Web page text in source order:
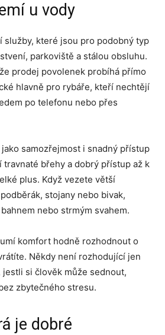
u vody
služby, které jsou pro podobný typ
parkoviště a stálou obsluhu.
prodej povolenek probíhá přímo
hlavně pro rybáře, kteří nechtějí
po telefonu nebo přes
samozřejmost i snadný přístup
travnaté břehy a dobrý přístup až k
plus. Když vezete větší
stojany nebo bivak,
nebo strmým svahem.
komfort hodně rozhodnout o
Někdy není rozhodující jen
si člověk může sednout,
zbytečného stresu.
je dobré